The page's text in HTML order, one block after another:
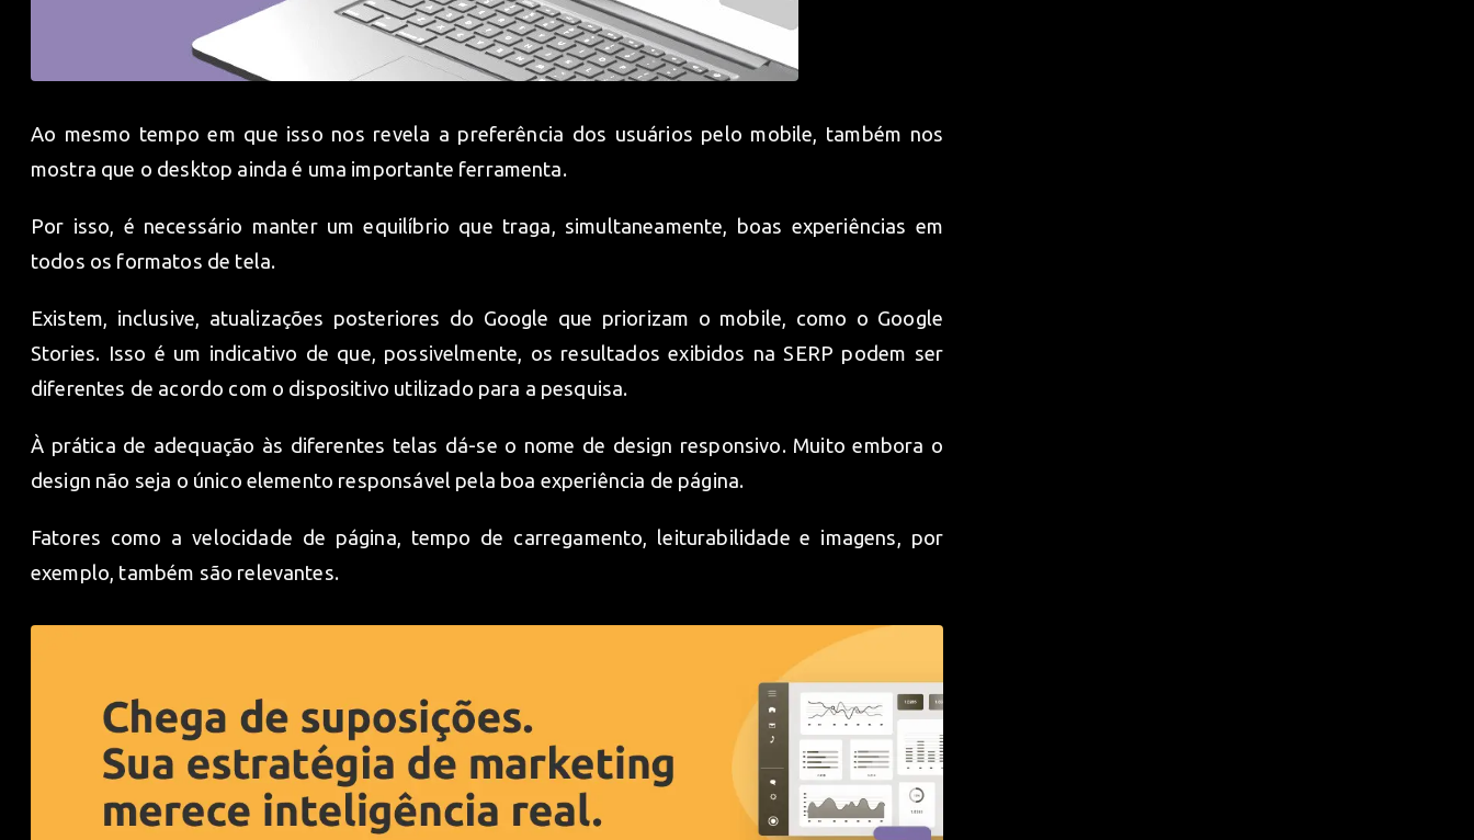
Ao mesmo tempo em que isso nos revela a preferência dos usuários pelo mobile, também nos
mostra que o desktop ainda é uma importante ferramenta.
Por isso, é necessário manter um equilíbrio que traga, simultaneamente, boas experiências em
todos os formatos de tela.
Existem, inclusive, atualizações posteriores do Google que priorizam o mobile, como o Google
Stories. Isso é um indicativo de que, possivelmente, os resultados exibidos na SERP podem ser
diferentes de acordo com o dispositivo utilizado para a pesquisa.
À prática de adequação às diferentes telas dá-se o nome de design responsivo. Muito embora o
design não seja o único elemento responsável pela boa experiência de página.
Fatores como a velocidade de página, tempo de carregamento, leiturabilidade e imagens, por
exemplo, também são relevantes.